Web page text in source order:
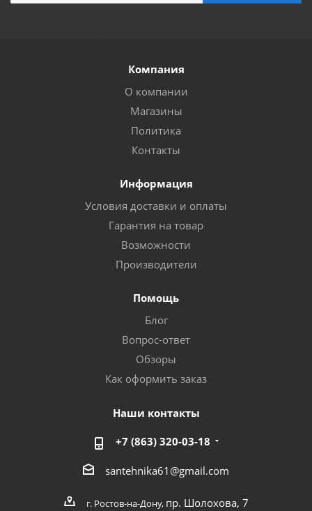
Компания
О компании
Магазины
Политика
Контакты
Информация
Условия доставки и оплаты
Гарантия на товар
Возможности
Производители
Помощь
Блог
Вопрос-ответ
Обзоры
Как оформить заказ
Наши контакты
+7 (863) 320-03-18
santehnika61@gmail.com
г. Ростов-на-Дону, пр. Шолохова, 7